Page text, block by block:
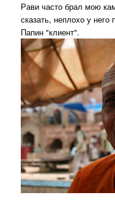
Рави часто брал мою
сказать, неплохо у
Папин "клиент".